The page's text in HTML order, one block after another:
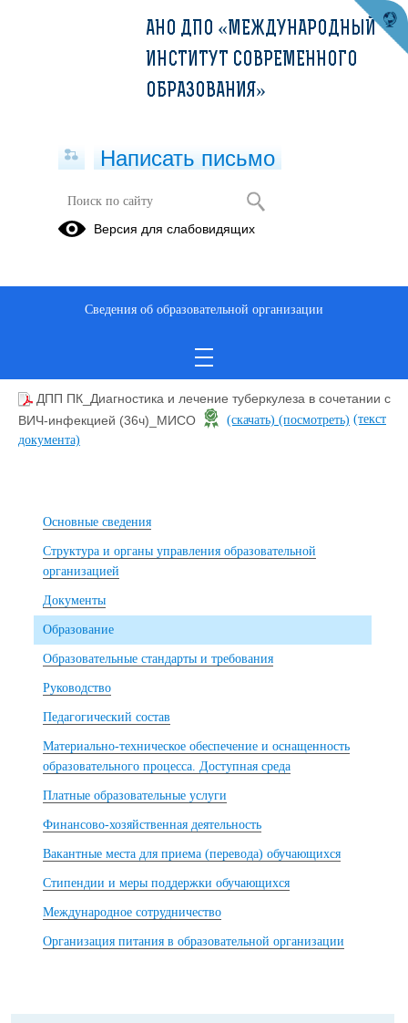
Диагностика и лечение туберкулеза
Описание образовательной программы
ДПП ПК_Диагностика и лечение туберкулеза в сочетании с
ВИЧ-инфекцией (36ч)_МИСО
(скачать) (посмотреть) (текст
документа)
Основные сведения
Структура и органы управления образовательной
организацией
Документы
Образование
Образовательные стандарты и требования
Руководство
Педагогический состав
Материально-техническое обеспечение и оснащенность
образовательного процесса. Доступная среда
Платные образовательные услуги
Финансово-хозяйственная деятельность
Вакантные места для приема (перевода) обучающихся
Стипендии и меры поддержки обучающихся
Международное сотрудничество
Организация питания в образовательной организации
АНО ДПО «МЕЖДУНАРОДНЫЙ
ИНСТИТУТ СОВРЕМЕННОГО
ОБРАЗОВАНИЯ»
Написать письмо
Версия для слабовидящих
Сведения об образовательной организации